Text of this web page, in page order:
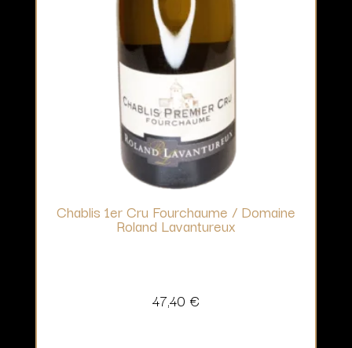
Chablis 1er Cru Fourchaume / Domaine
Roland Lavantureux
47,40 €